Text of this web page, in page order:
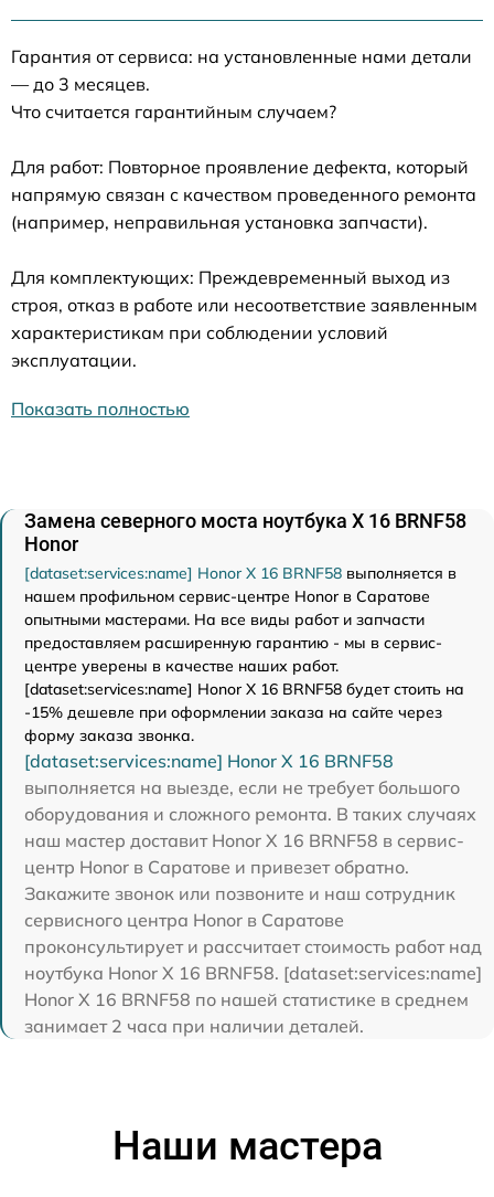
Гарантия от сервиса: на установленные нами детали
— до 3 месяцев.
Что считается гарантийным случаем?
Для работ: Повторное проявление дефекта, который
напрямую связан с качеством проведенного ремонта
(например, неправильная установка запчасти).
Для комплектующих: Преждевременный выход из
строя, отказ в работе или несоответствие заявленным
характеристикам при соблюдении условий
эксплуатации.
Показать полностью
Замена северного моста ноутбука X 16 BRNF58
Honor
[dataset:services:name] Honor X 16 BRNF58 выполняется в
нашем профильном сервис-центре Honor в Саратове
опытными мастерами. На все виды работ и запчасти
предоставляем расширенную гарантию - мы в сервис-
центре уверены в качестве наших работ.
[dataset:services:name] Honor X 16 BRNF58 будет стоить на
-15% дешевле при оформлении заказа на сайте через
форму заказа звонка.
[dataset:services:name] Honor X 16 BRNF58
выполняется на выезде, если не требует большого
оборудования и сложного ремонта. В таких случаях
наш мастер доставит Honor X 16 BRNF58 в сервис-
центр Honor в Саратове и привезет обратно.
Закажите звонок или позвоните и наш сотрудник
сервисного центра Honor в Саратове
проконсультирует и рассчитает стоимость работ над
ноутбука Honor X 16 BRNF58. [dataset:services:name]
Honor X 16 BRNF58 по нашей статистике в среднем
занимает 2 часа при наличии деталей.
Наши мастера